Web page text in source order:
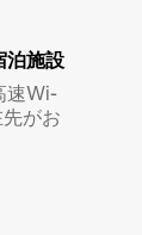
泊⁠施⁠設
速Wi-
がお